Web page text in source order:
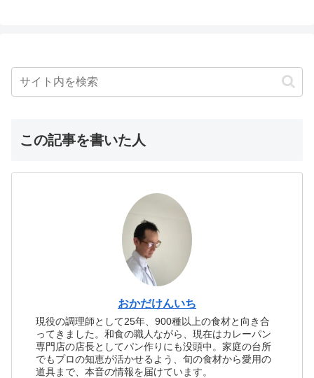
この記事を書いた人
おかだけんいち
現役の調理師として25年、900種以上の食材と向き合
ってきました。和食の職人ながら、現在はカレーパン
専門店の店長としてパン作りにも没頭中。家庭の台所
でもプロの知恵が活かせるよう、旬の食材から愛用の
道具まで、本音の情報を届けています。